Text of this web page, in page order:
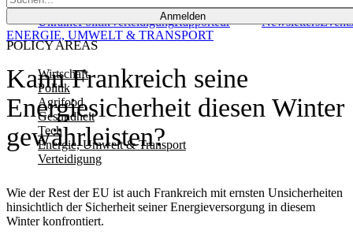
Anmelden
POLICY AREAS
Wirtschaft
Politik
Agrifood
Gesundheit
Tech
Energie, Umwelt & Transport
Verteidigung
UkrainePolitikVerteidigungRapporteur NewslettersEvents
Kann Frankreich seine
Energiesicherheit diesen Winter
gewährleisten?
Wie der Rest der EU ist auch Frankreich mit ernsten Unsicherheiten
hinsichtlich der Sicherheit seiner Energieversorgung in diesem
Winter konfrontiert.
ENERGIE, UMWELT & TRANSPORT